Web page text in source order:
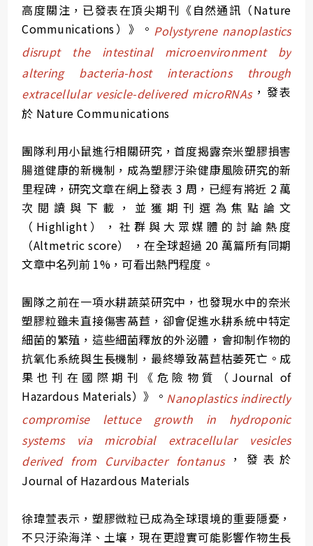
高度關注，已發表在頂尖期刊《自然通訊（Nature
Communications）》。 Polystyrene nanoplastics
disrupt the intestinal microenvironment by
altering bacteria-host interactions through
extracellular vesicle-delivered microRNAs，發表
於 Nature Communications
團隊利用小鼠進行相關研究，首度揭露奈米塑膠損害
腸道健康的新機制，成為塑膠汙染健康風險研究的新
里程碑，研究文章在網上發表 3 周，已經有將近 2 萬
次閱讀與下載，並獲期刊選為焦點論文
（Highlight），社群與大眾媒體的討論熱度
（Altmetric score） ，在全球超過 20 萬篇所有同期
文章中名列前 1%，可看出熱門程度。
團隊之前在一項水耕蔬菜研究中，也發現水中的奈米
塑膠粒雖未直接傷害萵苣，卻會促進水耕系統中特定
細菌的繁殖，這些細菌釋放的外泌體，會抑制作物的
抗氧化系統與生長機制，最終導致萵苣枯萎死亡。成
果也刊在國際期刊《危險物質（Journal of
Hazardous Materials）》。 Nanoplastics indirectly
compromise lettuce growth in hydroponic
systems via microbial extracellular vesicles
derived from Curvibacter fontanus，發表於
Journal of Hazardous Materials
徐瑋萱表示，塑膠微粒已成為全球環境的重要隱憂，
不只汙染海洋、土壤，現在更證實可能影響作物生長